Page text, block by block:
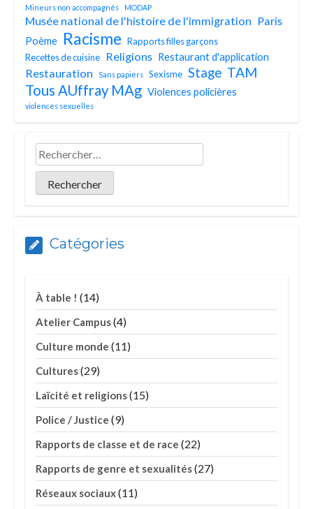
Mineurs non accompagnés MODAP
Musée national de l'histoire de l'immigration Paris
Poème Racisme Rapports filles garçons
Recettes de cuisine
Religions Restaurant d'application
Restauration Sans papiers Sexisme Stage TAM
Tous AUffray MAg Violences policières
violences sexuelles
Catégories
À table ! (14)
Atelier Campus(4)
Culture monde (11)
Cultures(29)
Laïcité et religions(15)
Police / Justice (9)
Rapports de classe et de race (22)
Rapports de genre et sexualités(27)
Réseaux sociaux(11)